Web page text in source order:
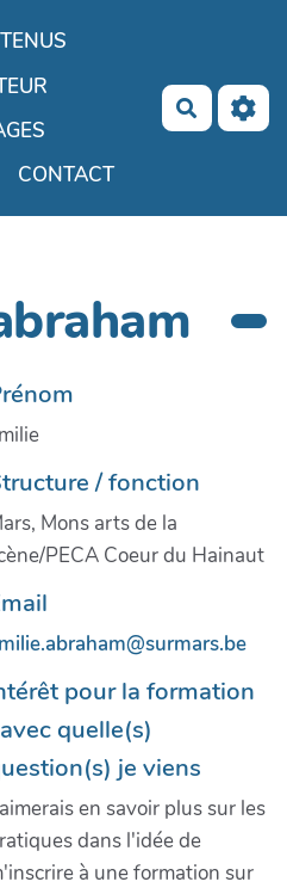
CONTACT
/ fonction
Mons arts de la
PECA Coeur du Hainaut
pour la formation
quelle(s)
je viens
en savoir plus sur les
dans l'idée de
à une formation sur